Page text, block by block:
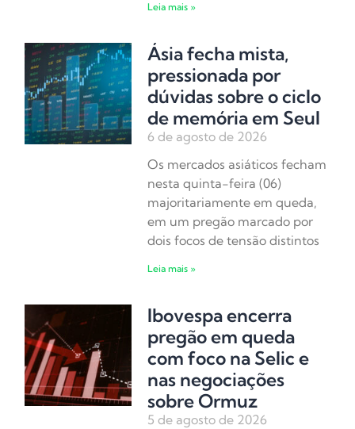
Leia mais »
Ásia fecha mista,
pressionada por
dúvidas sobre o ciclo
de memória em Seul
6 de agosto de 2026
Os mercados asiáticos fecham
nesta quinta-feira (06)
majoritariamente em queda,
em um pregão marcado por
dois focos de tensão distintos
Leia mais »
Ibovespa encerra
pregão em queda
com foco na Selic e
nas negociações
sobre Ormuz
5 de agosto de 2026